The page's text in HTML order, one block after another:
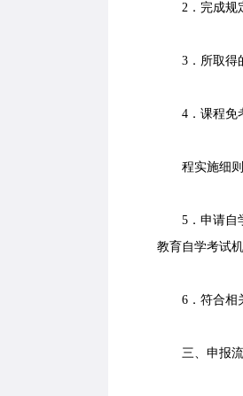
2．完成规定
3．所取得的
4．课程免考
程实施细则
5．申请自学
教育自学考试
6．符合相关
三、申报流